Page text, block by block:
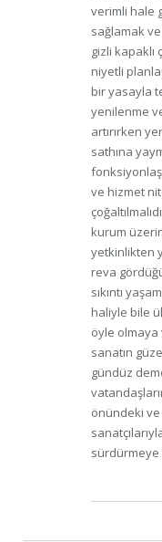
verimli hale
sağlamak
gizli
niyetli
bir yasayla
yenilenme
artırırken
sathına
ve hizmet
kurum
yetkinlikten
reva
sıkıntı
haliyle bile
öyle
sanatın
gündüz
önündeki